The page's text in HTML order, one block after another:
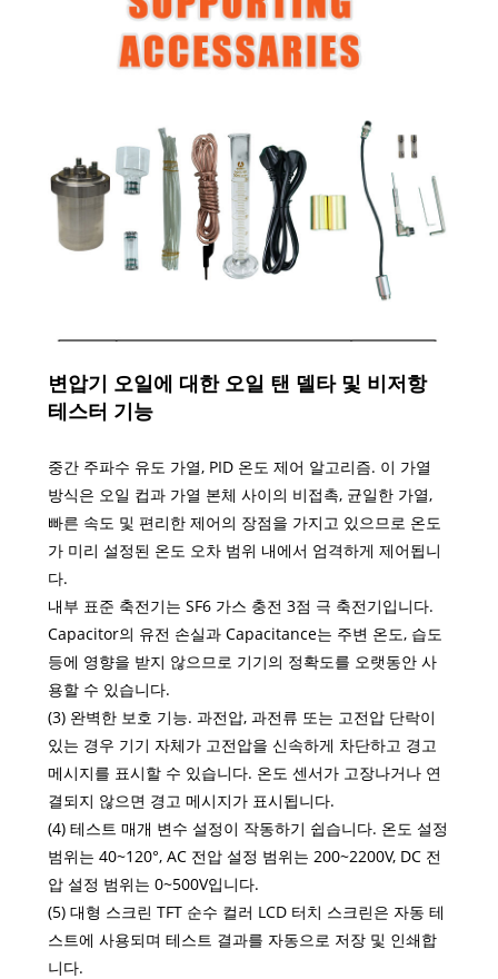
변압기 오일에 대한 오일 탠 델타 및 비저항
테스터 기능
중간 주파수 유도 가열, PID 온도 제어 알고리즘. 이 가열
방식은 오일 컵과 가열 본체 사이의 비접촉, 균일한 가열,
빠른 속도 및 편리한 제어의 장점을 가지고 있으므로 온도
가 미리 설정된 온도 오차 범위 내에서 엄격하게 제어됩니
다.
내부 표준 축전기는 SF6 가스 충전 3점 극 축전기입니다.
Capacitor의 유전 손실과 Capacitance는 주변 온도, 습도
등에 영향을 받지 않으므로 기기의 정확도를 오랫동안 사
용할 수 있습니다.
(3) 완벽한 보호 기능. 과전압, 과전류 또는 고전압 단락이
있는 경우 기기 자체가 고전압을 신속하게 차단하고 경고
메시지를 표시할 수 있습니다. 온도 센서가 고장나거나 연
결되지 않으면 경고 메시지가 표시됩니다.
(4) 테스트 매개 변수 설정이 작동하기 쉽습니다. 온도 설정
범위는 40~120°, AC 전압 설정 범위는 200~2200V, DC 전
압 설정 범위는 0~500V입니다.
(5) 대형 스크린 TFT 순수 컬러 LCD 터치 스크린은 자동 테
스트에 사용되며 테스트 결과를 자동으로 저장 및 인쇄합
니다.